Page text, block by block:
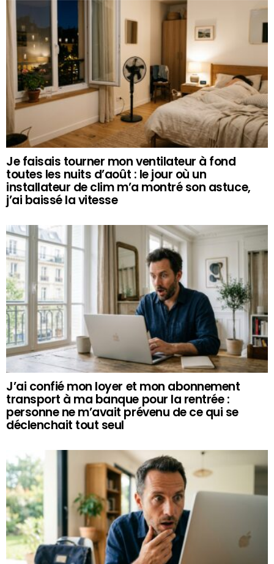
Je faisais tourner mon ventilateur à fond
toutes les nuits d’août : le jour où un
installateur de clim m’a montré son astuce,
j’ai baissé la vitesse
J’ai confié mon loyer et mon abonnement
transport à ma banque pour la rentrée :
personne ne m’avait prévenu de ce qui se
déclenchait tout seul